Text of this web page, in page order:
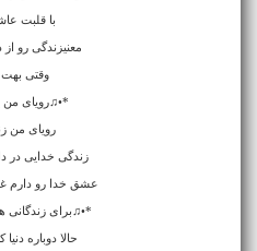
با قلبت
معنیزندگی رو
وقتی
*•♫رویای
رویای من
زندگی خدایی
عشق خدا رو دارم
*•♫برای زندگانی
حالا دوباره